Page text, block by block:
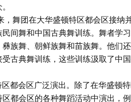
，舞团在大华盛顿特区都会区接
间舞和中国古典舞训练。舞者学
族舞、朝鲜族舞和苗族舞。他们
古典舞训练，这些训练汲取了中
都会区广泛演出。除了在华盛顿
都会区的各种舞蹈活动中演出，